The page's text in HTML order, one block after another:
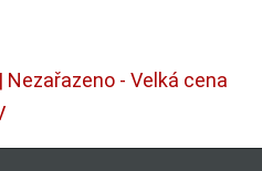
Nezařazeno - Velká cena